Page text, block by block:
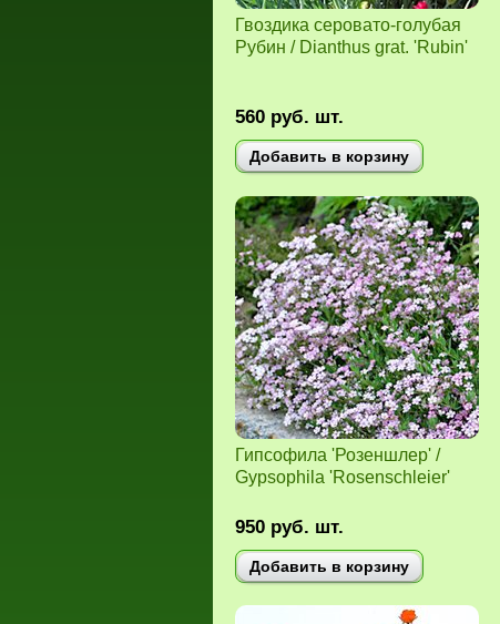
Гвоздика серовато-голубая
Рубин / Dianthus grat. 'Rubin'
560 руб. шт.
Добавить в корзину
Гипсофила 'Розеншлер' /
Gypsophila 'Rosenschleier'
950 руб. шт.
Добавить в корзину